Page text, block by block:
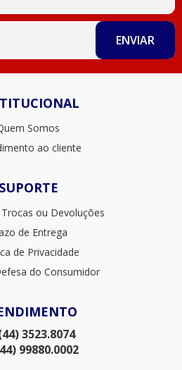
Somos
ao cliente
SUPORTE
ou Devoluções
de Entrega
de Privacidade
do Consumidor
3523.8074
99880.0002